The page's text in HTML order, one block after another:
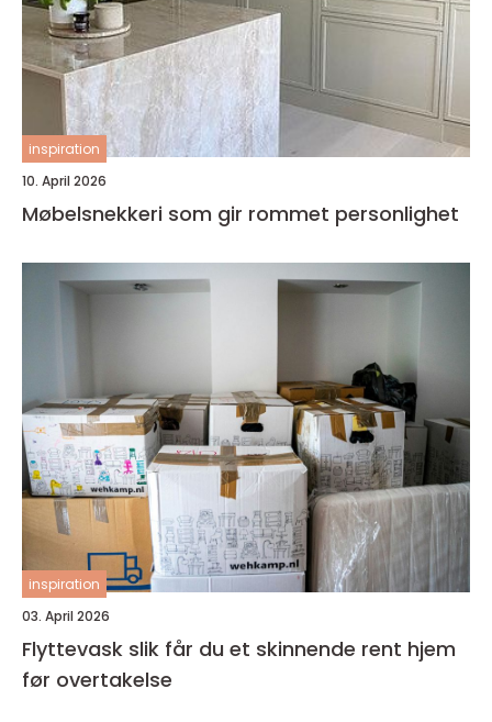
inspiration
10. April 2026
Møbelsnekkeri som gir rommet personlighet
inspiration
03. April 2026
Flyttevask slik får du et skinnende rent hjem
før overtakelse